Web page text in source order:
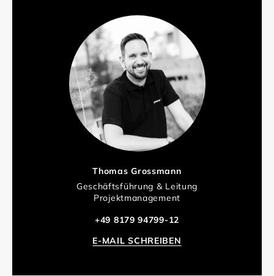
Thomas Grossmann
Geschäftsführung & Leitung
Projektmanagement
+49 8179 94799-12
E-MAIL SCHREIBEN